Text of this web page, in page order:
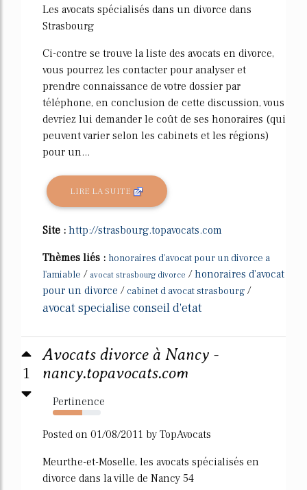
Les avocats spécialisés dans un divorce dans
Strasbourg
Ci-contre se trouve la liste des avocats en divorce,
vous pourrez les contacter pour analyser et
prendre connaissance de votre dossier par
téléphone, en conclusion de cette discussion, vous
devriez lui demander le coût de ses honoraires (qui
peuvent varier selon les cabinets et les régions)
pour un...
LIRE LA SUITE
Site : http://strasbourg.topavocats.com
Thèmes liés : honoraires d'avocat pour un divorce a
l'amiable / avocat strasbourg divorce /honoraires d'avocat
pour un divorce / cabinet d avocat strasbourg /
avocat specialise conseil d'etat
1
Avocats divorce à Nancy -
nancy.topavocats.com
Pertinence
61%
Posted on 01/08/2011 by TopAvocats
Meurthe-et-Moselle, les avocats spécialisés en
divorce dans la ville de Nancy 54